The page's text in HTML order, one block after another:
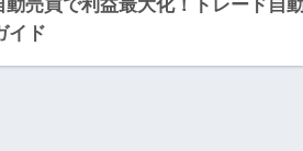
動売買で利益最大化！トレード自
イド